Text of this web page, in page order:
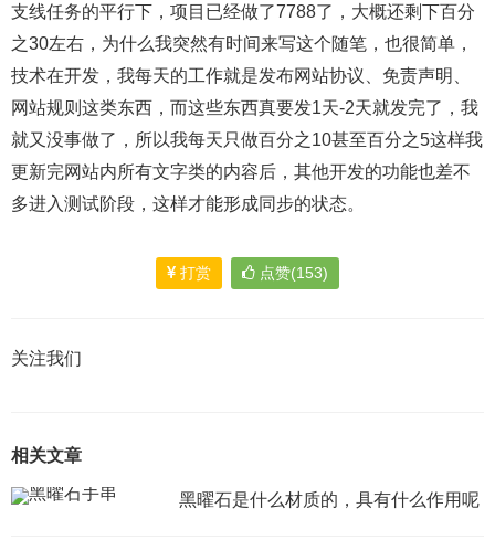
支线任务的平行下，项目已经做了7788了，大概还剩下百分
之30左右，为什么我突然有时间来写这个随笔，也很简单，
技术在开发，我每天的工作就是发布网站协议、免责声明、
网站规则这类东西，而这些东西真要发1天-2天就发完了，我
就又没事做了，所以我每天只做百分之10甚至百分之5这样我
更新完网站内所有文字类的内容后，其他开发的功能也差不
多进入测试阶段，这样才能形成同步的状态。
打赏 点赞(153)
关注我们
相关文章
黑曜石是什么材质的，具有什么作用呢